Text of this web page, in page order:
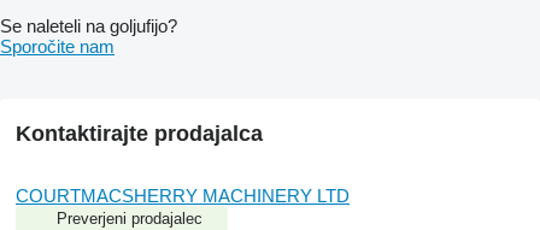
Se naleteli na goljufijo?
Sporočite nam
Kontaktirajte prodajalca
COURTMACSHERRY MACHINERY LTD
Preverjeni prodajalec